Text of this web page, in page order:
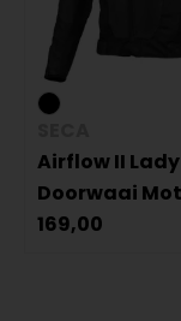
Airflow II Lady
Doorwaai
169,00